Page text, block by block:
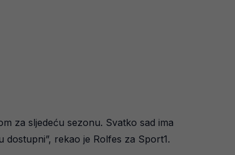
za sljedeću sezonu. Svatko sad ima
rekao je Rolfes za Sport1.